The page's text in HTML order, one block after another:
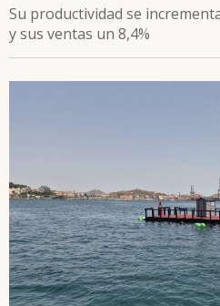
Su productividad se
y sus ventas un 8,4%